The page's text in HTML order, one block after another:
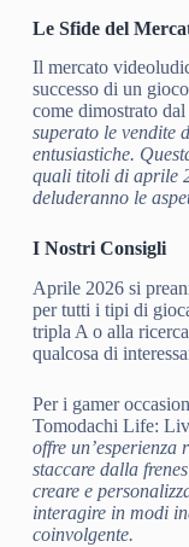
Le Sfide del
Il mercato
successo di un
come dimostrato
superato le vendite
entusiastiche.
quali titoli di aprile
deluderanno le
I Nostri Consigli
Aprile 2026 si
per tutti i tipi di
tripla A o alla
qualcosa di
Per i gamer
Tomodachi Life:
offre un’esperienza
staccare dalla
creare e
interagire in modi
coinvolgente.